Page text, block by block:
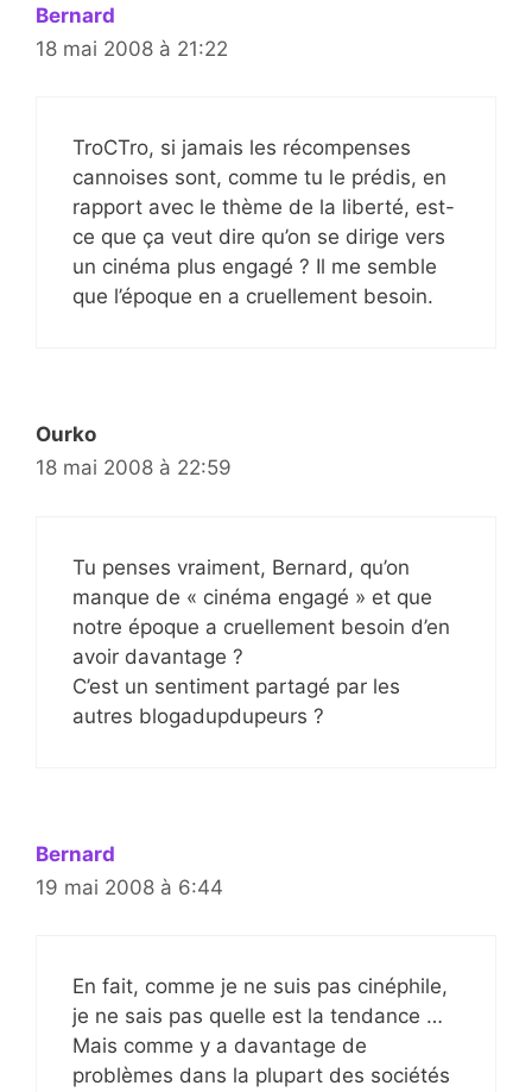
Bernard
18 mai 2008 à 21:22
TroCTro, si jamais les récompenses
cannoises sont, comme tu le prédis, en
rapport avec le thème de la liberté, est-
ce que ça veut dire qu’on se dirige vers
un cinéma plus engagé ? Il me semble
que l’époque en a cruellement besoin.
Ourko
18 mai 2008 à 22:59
Tu penses vraiment, Bernard, qu’on
manque de « cinéma engagé » et que
notre époque a cruellement besoin d’en
avoir davantage ?
C’est un sentiment partagé par les
autres blogadupdupeurs ?
Bernard
19 mai 2008 à 6:44
En fait, comme je ne suis pas cinéphile,
je ne sais pas quelle est la tendance …
Mais comme y a davantage de
problèmes dans la plupart des sociétés